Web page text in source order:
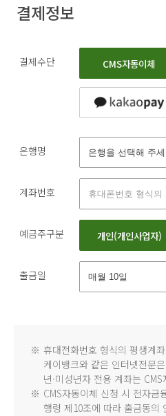
결제정보
결제수단 CMS자동이체
은행명
계좌번호
예금주구분 개인(개인사업자)
출금일
※ 휴대전화번호 형식의 평생계
케이뱅크와 같은 인터넷전문
년·미성년자 전용 계좌는
※ CMS자동이체 신청 시 전자금
행령 제10조에 따라 출금동의